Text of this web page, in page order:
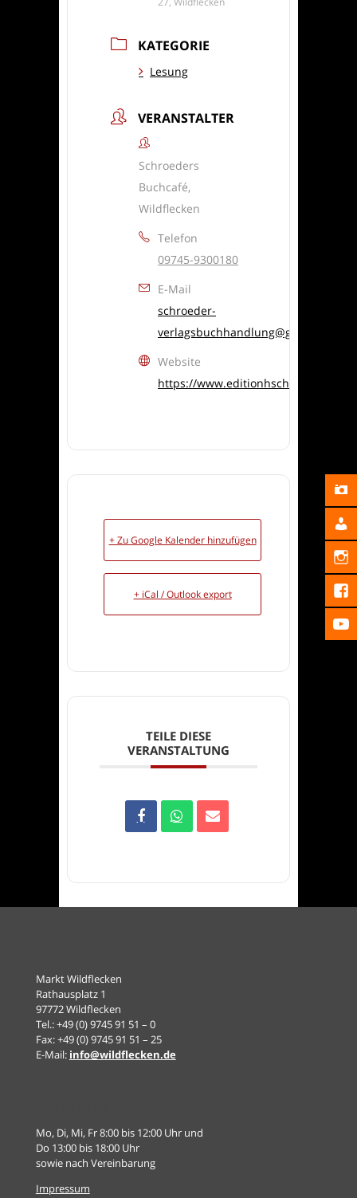
KATEGORIE
Lesung
VERANSTALTER
Schroeders
Buchcafé,
Wildflecken
Telefon
09745-9300180
E-Mail
schroeder-
verlagsbuchhandlung@gmx.de
Website
https://www.editionhschroeder.de/
+ Zu Google Kalender hinzufügen
+ iCal / Outlook export
TEILE DIESE
VERANSTALTUNG
Markt Wildflecken
Rathausplatz 1
97772 Wildflecken
Tel.: +49 (0) 9745 91 51 – 0
Fax: +49 (0) 9745 91 51 – 25
E-Mail: info@wildflecken.de
Mo, Di, Mi, Fr 8:00 bis 12:00 Uhr und
Do 13:00 bis 18:00 Uhr
sowie nach Vereinbarung
Impressum